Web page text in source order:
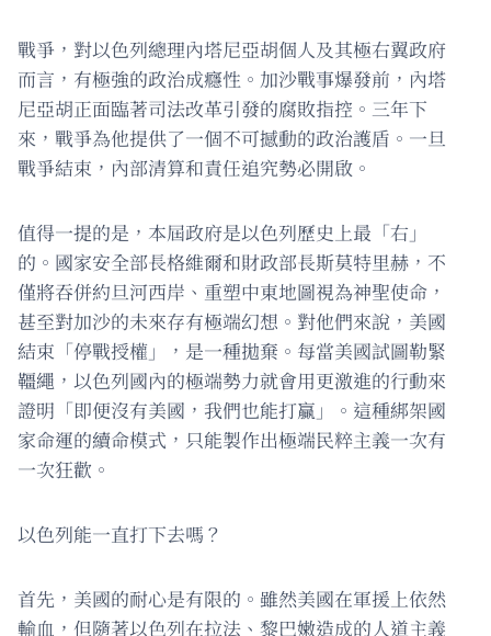
戰爭，對以色列總理內塔尼亞胡個人及其極右翼政府
而言，有極強的政治成癮性。加沙戰事爆發前，內塔
尼亞胡正面臨著司法改革引發的腐敗指控。三年下
來，戰爭為他提供了一個不可撼動的政治護盾。一旦
戰爭結束，內部清算和責任追究勢必開啟。
值得一提的是，本屆政府是以色列歷史上最「右」
的。國家安全部長格維爾和財政部長斯莫特里赫，不
僅將吞併約旦河西岸、重塑中東地圖視為神聖使命，
甚至對加沙的未來存有極端幻想。對他們來說，美國
結束「停戰授權」，是一種拋棄。每當美國試圖勒緊
韁繩，以色列國內的極端勢力就會用更激進的行動來
證明「即便沒有美國，我們也能打贏」。這種綁架國
家命運的續命模式，只能製作出極端民粹主義一次有
一次狂歡。
以色列能一直打下去嗎？
首先，美國的耐心是有限的。雖然美國在軍援上依然
輸血，但隨著以色列在拉法、黎巴嫩造成的人道主義